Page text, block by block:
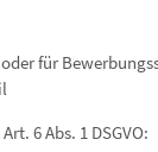
für
6 Abs. 1 DSGVO: